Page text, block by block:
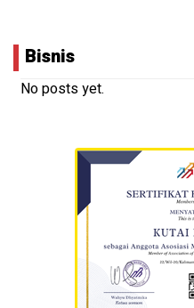
Bisnis
No posts yet.